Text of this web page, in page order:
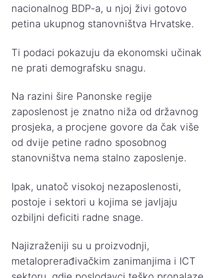
nacionalnog BDP-a, u njoj živi gotovo
petina ukupnog stanovništva Hrvatske.
Ti podaci pokazuju da ekonomski učinak
ne prati demografsku snagu.
Na razini šire Panonske regije
zaposlenost je znatno niža od državnog
prosjeka, a procjene govore da čak više
od dvije petine radno sposobnog
stanovništva nema stalno zaposlenje.
Ipak, unatoč visokoj nezaposlenosti,
postoje i sektori u kojima se javljaju
ozbiljni deficiti radne snage.
Najizraženiji su u proizvodnji,
metaloprerađivačkim zanimanjima i ICT